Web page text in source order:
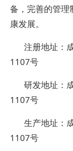
备，完善的管理
康发展。
注册地址：
1107号
研发地址：
1107号
生产地址：
1107号